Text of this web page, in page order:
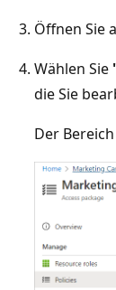
Öffnen Sie
Wählen Sie
die Sie
Der